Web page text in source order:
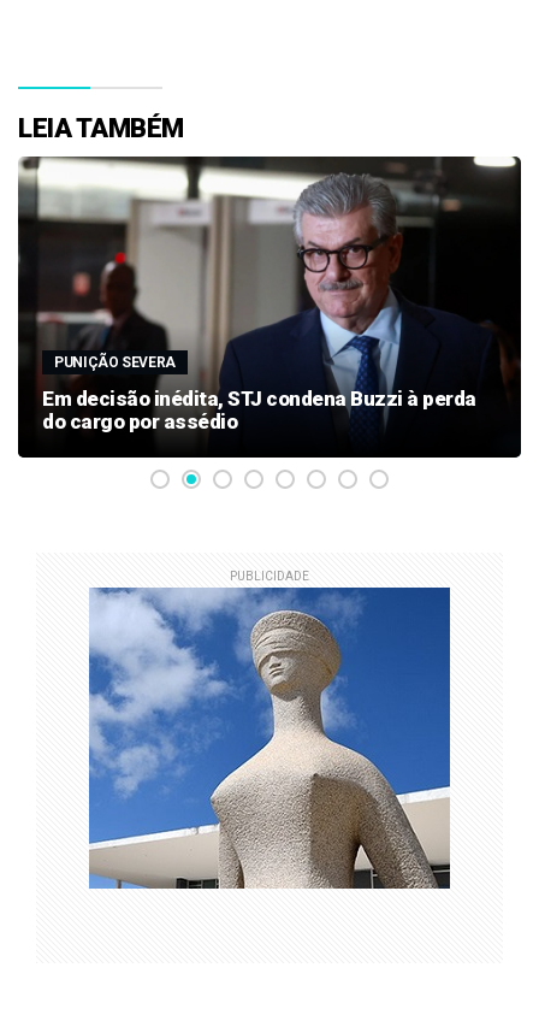
LEIA TAMBÉM
PUNIÇÃO SEVERA
Em decisão inédita, STJ condena Buzzi à perda
do cargo por assédio
PUBLICIDADE